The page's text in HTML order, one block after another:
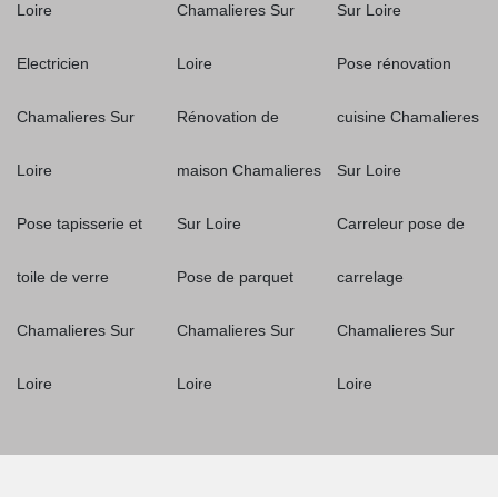
Loire
Electricien
Chamalieres Sur
Loire
Pose tapisserie et
toile de verre
Chamalieres Sur
Loire
Chamalieres Sur
Loire
Rénovation de
maison Chamalieres
Sur Loire
Pose de parquet
Chamalieres Sur
Loire
Sur Loire
Pose rénovation
cuisine Chamalieres
Sur Loire
Carreleur pose de
carrelage
Chamalieres Sur
Loire